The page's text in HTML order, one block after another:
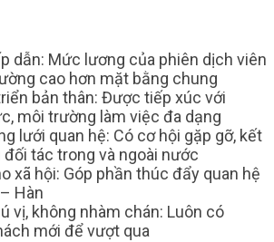
dẫn: Mức lương của phiên dịch viên
cao hơn mặt bằng chung
bản thân: Được tiếp xúc với
môi trường làm việc đa dạng
lưới quan hệ: Có cơ hội gặp gỡ, kết
đối tác trong và ngoài nước
xã hội: Góp phần thúc đẩy quan hệ
Hàn
vị, không nhàm chán: Luôn có
mới để vượt qua